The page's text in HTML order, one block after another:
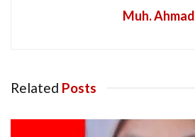
Muh. Ahmad
Related Posts